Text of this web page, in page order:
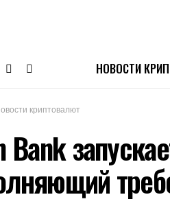
НОВОСТИ
криптовалют
Bank